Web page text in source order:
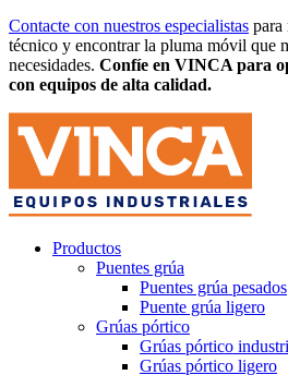
Contacte con nuestros especialistas para
técnico y encontrar la pluma móvil que
necesidades. Confíe en VINCA para
con equipos de alta calidad.
Productos
Puentes grúa
Puentes grúa pesados
Puente grúa ligero
Grúas pórtico
Grúas pórtico
Grúas pórtico ligero